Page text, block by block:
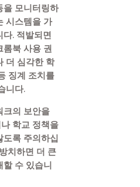
을 모니터링하
시스템을 가
. 적발되면
북 사용 권
더 심각한 학
징계 조치를
니다.
크의 보안을
학교 정책을
록 주의하십
치하면 더 큰
수 있습니